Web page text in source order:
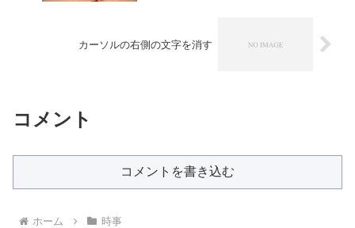
カーソルの右側の文字を消す
コメント
コメントを書き込む
ホーム 時事